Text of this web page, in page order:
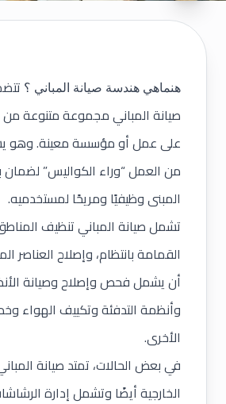
هنماهي هندسة صيانة المباني ؟
صيانة المبانيمجموعة متنوعة من
على عمل أو مؤسسة معينة. وهو
من العمل “وراء الكواليس” لضمان
المبنى وظيفيًا ومريحًا لمستخدميه.
تشمل صيانة المباني تنظيف
القمامة بانتظام، وإصلاح العناصر
أن يشمل فحص وإصلاح وصيانة
وأنظمة التدفئة وتكييف الهواء
الأخرى.
في بعض الحالات، تمتد صيانة
الخارجية أيضًا وتشمل إدارة